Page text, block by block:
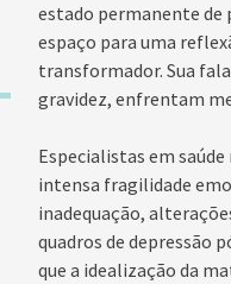
estado permanente de
espaço para uma
transformador. Sua
gravidez, enfrentam
Especialistas em
intensa fragilidade
inadequação,
quadros de depressão
que a idealização da